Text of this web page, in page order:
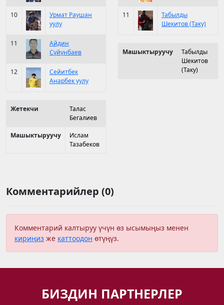
10
Урмат Раушан
уулу
11
Айдин
Сүйүнбаев
12
Сейитбек
Анарбек уулу
Жетекчи
Талас
Бегалиев
Машыктыруучу
Ислам
Тазабеков
11
Табылды
Шекитов (Таку)
Машыктыруучу
Табылды
Шекитов
(Таку)
Комментарийлер (0)
Комментарий калтыруу үчүн өз ысымыңыз менен
кириңиз же каттоодон өтүңүз.
БИЗДИН ПАРТНЕРЛЕР